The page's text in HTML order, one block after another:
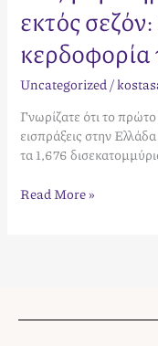
εκτός
Uncategorized/
Γνωρίζατε ότι το
εισπράξεις στην
τα 1,676
Read More »